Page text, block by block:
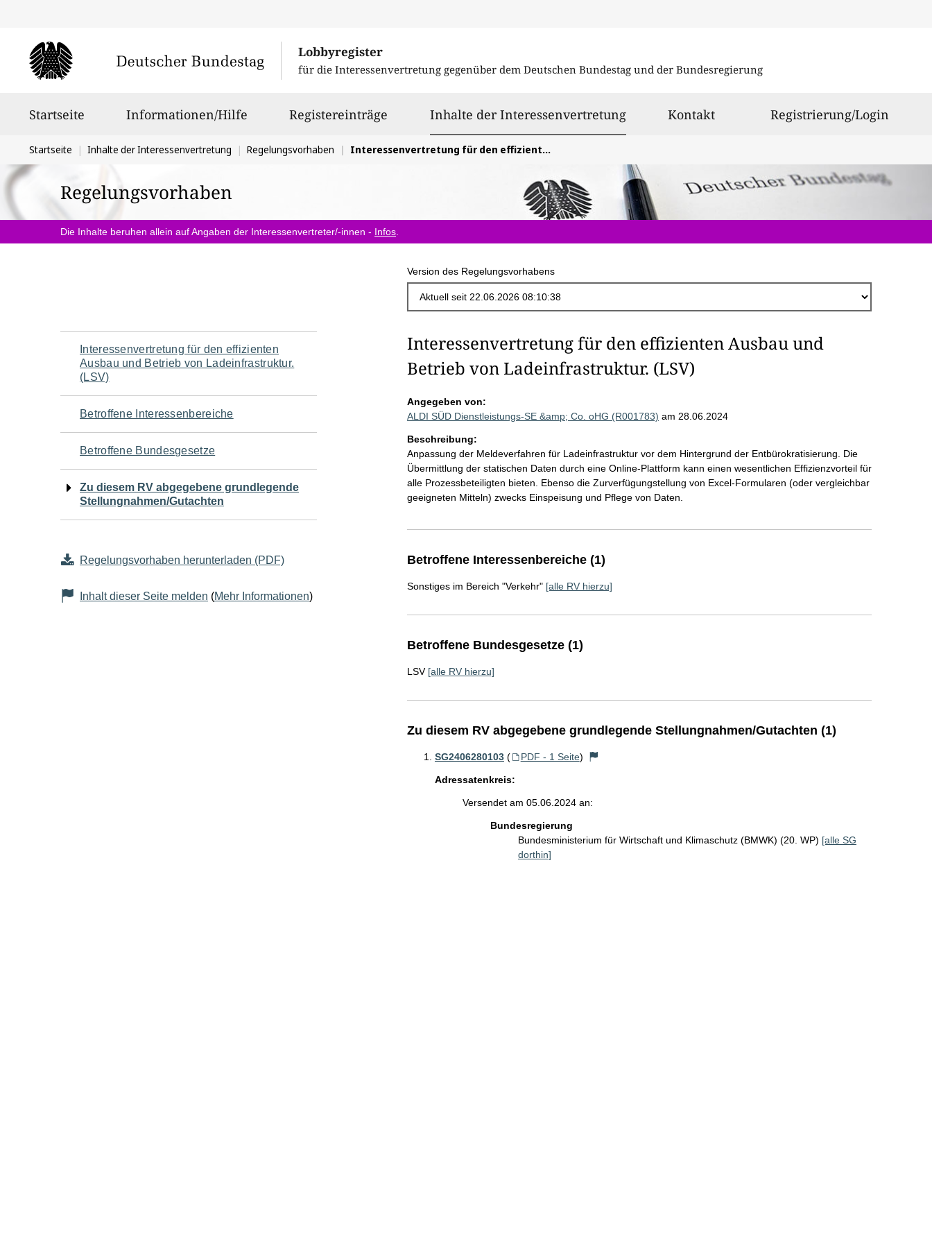
Lobbyregister
für die Interessenvertretung gegenüber dem Deutschen Bundestag und der Bundesregierung
Startseite Informationen/Hilfe Registereinträge Inhalte der Interessenvertretungausgewählt
Kontakt Registrierung/Login
Sie
befinden
sich
hier:
Startseite Inhalte der Interessenvertretung Regelungsvorhaben Interessenvertretung für den effizienten Ausbau und Betrieb von Ladeinfrastruktur. (LSV)
Regelungsvorhaben
Die Inhalte beruhen allein auf Angaben der Interessenvertreter/-innen - Infos
Version des Regelungsvorhabens
Navigation
für
den
Seiteninhalt
Interessenvertretung für den effizienten
Ausbau und Betrieb von Ladeinfrastruktur.
(LSV)
Betroffene Interessenbereiche
Betroffene Bundesgesetze
Zu diesem RV abgegebene grundlegende
Stellungnahmen/Gutachten
Regelungsvorhaben herunterladen (PDF)
Inhalt dieser Seite melden (Mehr Informationen)
Interessenvertretung für den effizienten Ausbau und
Betrieb von Ladeinfrastruktur. (LSV)
Angegeben von:
ALDI SÜD Dienstleistungs-SE &amp; Co. oHG (R001783) am 28.06.2024
Beschreibung:
Anpassung der Meldeverfahren für Ladeinfrastruktur vor dem Hintergrund der Entbürokratisierung. Die
Übermittlung der statischen Daten durch eine Online-Plattform kann einen wesentlichen Effizienzvorteil für
alle Prozessbeteiligten bieten. Ebenso die Zurverfügungstellung von Excel-Formularen (oder vergleichbar
geeigneten Mitteln) zwecks Einspeisung und Pflege von Daten.
Betroffene Interessenbereiche (1)
Sonstiges im Bereich "Verkehr" [alle RV hierzu]
Betroffene Bundesgesetze (1)
LSV [alle RV hierzu]
Zu diesem RV abgegebene grundlegende Stellungnahmen/Gutachten (1)
SG2406280103 ( PDF - 1 Seite)
Adressatenkreis:
Versendet am 05.06.2024 an:
Bundesregierung
Bundesministerium für Wirtschaft und Klimaschutz (BMWK) (20. WP) [alle SG
dorthin]